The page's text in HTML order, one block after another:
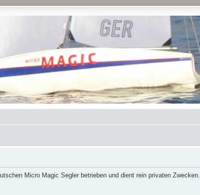
Micro Magic Segler betrieben und dient rein privaten Zwecken.